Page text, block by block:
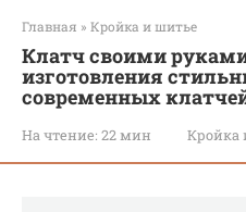
Главная » Кройка и шитье
Клатч своими
изготовления
современных
На чтение: 22 мин Кройка